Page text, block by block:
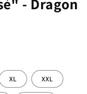
- Dragon
XL XXL